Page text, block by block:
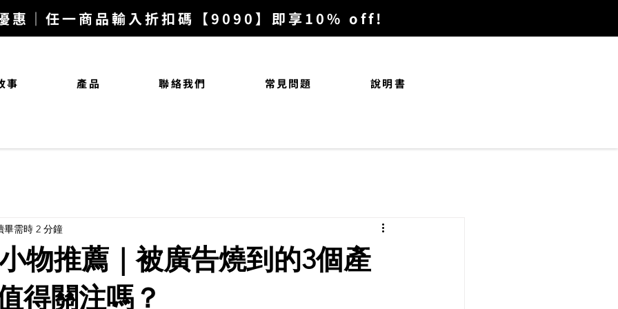
惠｜任一商品輸入折扣碼【9090】即享10% off!
事 產品 聯絡我們 常見問題 說明書
物推薦｜被廣告燒到的3個產
得關注嗎？
畢需時 2 分鐘